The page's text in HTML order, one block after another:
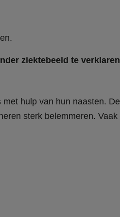
ziektebeeld te verklaren
hulp van hun naasten. De
sterk belemmeren. Vaak